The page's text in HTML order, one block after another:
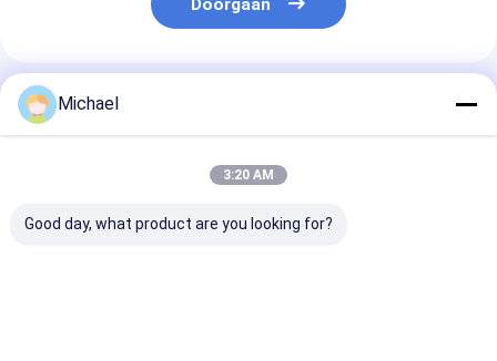
Doorgaan
Geadviseerde Producten
Michael
3:20 AM
Good day, what product are you looking for?